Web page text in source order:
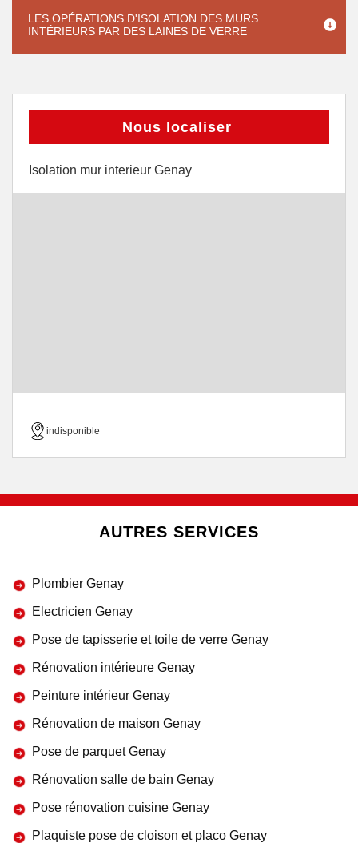
LES OPÉRATIONS D'ISOLATION DES MURS
INTÉRIEURS PAR DES LAINES DE VERRE
Nous localiser
Isolation mur interieur Genay
indisponible
AUTRES SERVICES
Plombier Genay
Electricien Genay
Pose de tapisserie et toile de verre Genay
Rénovation intérieure Genay
Peinture intérieur Genay
Rénovation de maison Genay
Pose de parquet Genay
Rénovation salle de bain Genay
Pose rénovation cuisine Genay
Plaquiste pose de cloison et placo Genay